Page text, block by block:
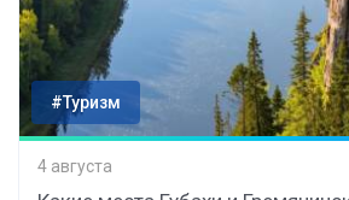
#Туризм
4 августа